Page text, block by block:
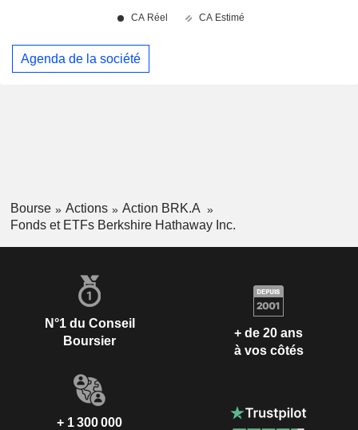
Agenda de la société
Bourse Actions
Action BRK.A
Fonds et ETFs Berkshire Hathaway Inc.
N°1 du Conseil
Boursier
+ de 20 ans
à vos côtés
+ 1 300 000